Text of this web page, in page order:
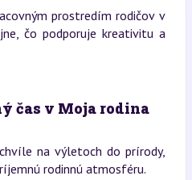
prostredím rodičov v
čo podporuje kreativitu a
čas v Moja rodina
na výletoch do prírody,
rodinnú atmosféru.